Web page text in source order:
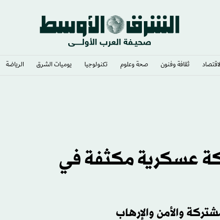
ثقافة وفنون صحة وعلوم تكنولوجيا يوميات الشرق​ الرياضة
عسكرية مكثفة في
والأمن والإرهاب